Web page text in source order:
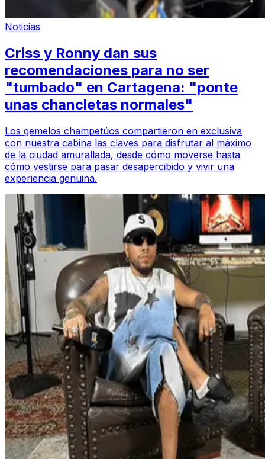
Noticias
Criss y Ronny dan sus
recomendaciones para no ser
"tumbado" en Cartagena: "ponte
unas chancletas normales"
Los gemelos champetúos compartieron en exclusiva
con nuestra cabina las claves para disfrutar al máximo
de la ciudad amurallada, desde cómo moverse hasta
cómo vestirse para pasar desapercibido y vivir una
experiencia genuina.